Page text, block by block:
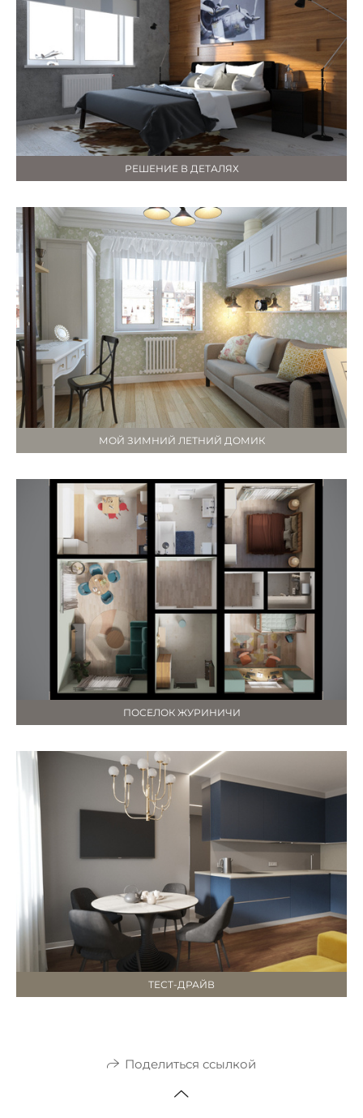
РЕШЕНИЕ В ДЕТАЛЯХ
МОЙ ЗИМНИЙ ЛЕТНИЙ ДОМИК
ПОСЕЛОК ЖУРИНИЧИ
ТЕСТ-ДРАЙВ
Поделиться ссылкой